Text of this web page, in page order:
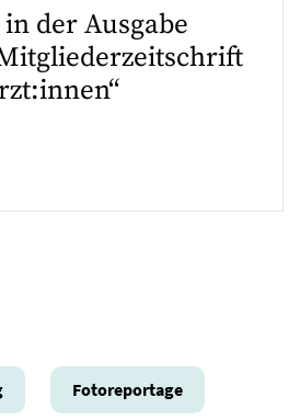
der Ausgabe
Fotoreportage